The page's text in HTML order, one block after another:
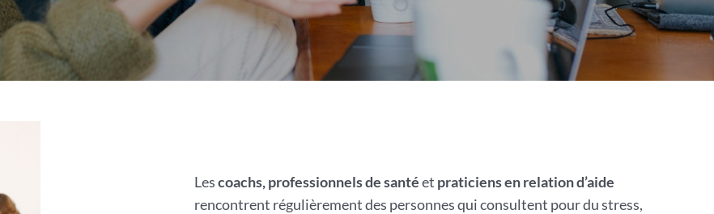
Lescoachs, professionnels de santéet praticiens en relation d’aide
rencontrent régulièrement des personnes qui consultent pour du stress,